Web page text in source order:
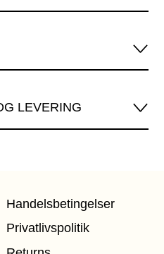
LEVERING
Handelsbetingelser
Privatlivspolitik